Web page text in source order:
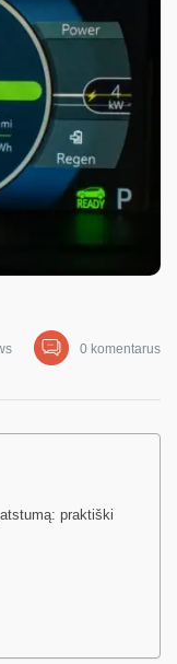
0 komentarus
praktiški